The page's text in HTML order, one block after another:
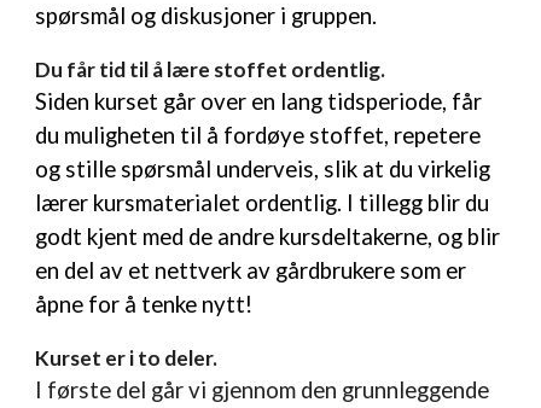
spørsmål og diskusjoner i gruppen.
Du får tid til å lære stoffet ordentlig.
Siden kurset går over en lang tidsperiode, får
du muligheten til å fordøye stoffet, repetere
og stille spørsmål underveis, slik at du virkelig
lærer kursmaterialet ordentlig. I tillegg blir du
godt kjent med de andre kursdeltakerne, og blir
en del av et nettverk av gårdbrukere som er
åpne for å tenke nytt!
Kurset er i to deler.
I første del går vi gjennom den grunnleggende